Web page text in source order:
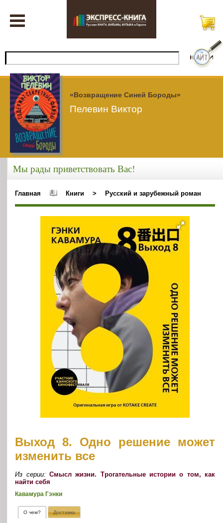
«Возвращение Синей Бороды»
Пелевин Виктор
Мы рады приветствовать Вас!
Главная Книги > Русский и зарубежный роман
Выход 8. Одно решение может
изменить все
Из серии:Смысл жизни. Трогательные истории о том, как
найти себя
Кавамура Гэнки
О чем? Доставка